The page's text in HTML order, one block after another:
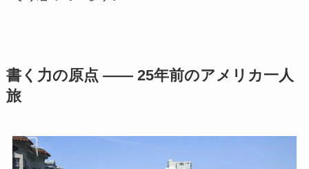
書く力の原点 —— 25年前のアメリカ一人
旅